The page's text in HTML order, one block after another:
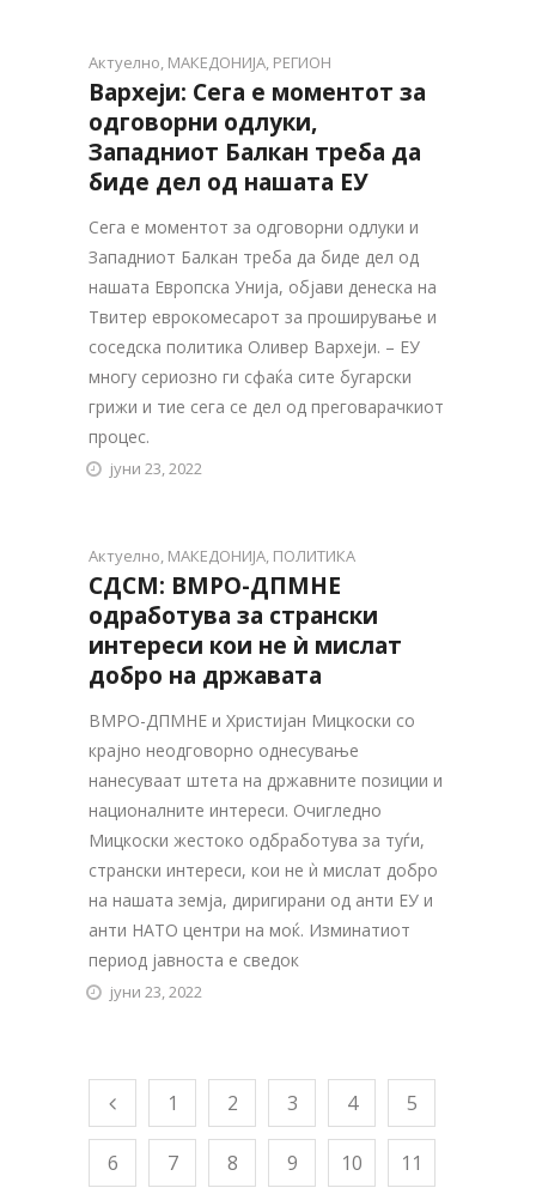
Актуелно, МАКЕДОНИЈА, РЕГИОН
Вархеји: Сега е моментот за
одговорни одлуки,
Западниот Балкан треба да
биде дел од нашата ЕУ
Сега е моментот за одговорни одлуки и
Западниот Балкан треба да биде дел од
нашата Европска Унија, објави денеска на
Твитер еврокомесарот за проширување и
соседска политика Оливер Вархеји. – ЕУ
многу сериозно ги сфаќа сите бугарски
грижи и тие сега се дел од преговарачкиот
процес.
јуни 23, 2022
Актуелно, МАКЕДОНИЈА, ПОЛИТИКА
СДСМ: ВМРО-ДПМНЕ
одработува за странски
интереси кои не ѝ мислат
добро на државата
ВМРО-ДПМНЕ и Христијан Мицкоски со
крајно неодговорно однесување
нанесуваат штета на државните позиции и
националните интереси. Очигледно
Мицкоски жестоко одбработува за туѓи,
странски интереси, кои не ѝ мислат добро
на нашата земја, диригирани од анти ЕУ и
анти НАТО центри на моќ. Изминатиот
период јавноста е сведок
јуни 23, 2022
1 2 3 4 5
6 7 8 9 10 11